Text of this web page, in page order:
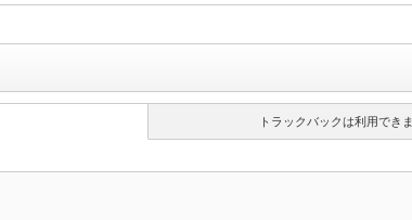
トラックバックは利用できま